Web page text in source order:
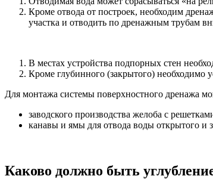
Кроме отвода от построек, необходим
участка и отводить по дренажным трубам
В местах устройства подпорных стен
Кроме глубинного (закрытого) необходимо
Для монтажа системы поверхностного дренажа
заводского производства желоба с
канавы и ямы для отвода воды открытого и
Каково должно быть